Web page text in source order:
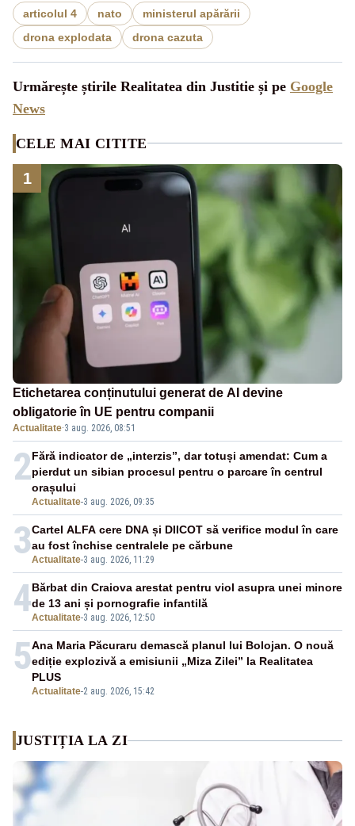
articolul 4 nato
ministerul apărării
drona explodata
drona cazuta
Urmărește știrile Realitatea din Justitie și pe Google
News
CELE MAI CITITE
1
Etichetarea conținutului generat de AI devine
obligatorie în UE pentru companii
Actualitate·3 aug. 2026, 08:51
2
Actualitate-3 aug. 2026, 09:35
Fără indicator de „interzis”, dar totuși amendat: Cum a
pierdut un sibian procesul pentru o parcare în centrul
orașului
3Actualitate-3 aug. 2026, 11:29
Cartel ALFA cere DNA și DIICOT să verifice modul în care
au fost închise centralele pe cărbune
4Actualitate-3 aug. 2026, 12:50
Bărbat din Craiova arestat pentru viol asupra unei minore
de 13 ani și pornografie infantilă
5
Actualitate-2 aug. 2026, 15:42
Ana Maria Păcuraru demască planul lui Bolojan. O nouă
ediție explozivă a emisiunii „Miza Zilei” la Realitatea
PLUS
JUSTIȚIA LA ZI